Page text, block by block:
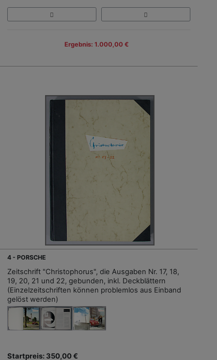
Ergebnis: 1.000,00 €
4 - PORSCHE
Zeitschrift "Christophorus", die Ausgaben Nr. 17, 18,
19, 20, 21 und 22, gebunden, inkl. Deckblättern
(Einzelzeitschriften können problemlos aus Einband
gelöst werden)
Startpreis: 350,00 €